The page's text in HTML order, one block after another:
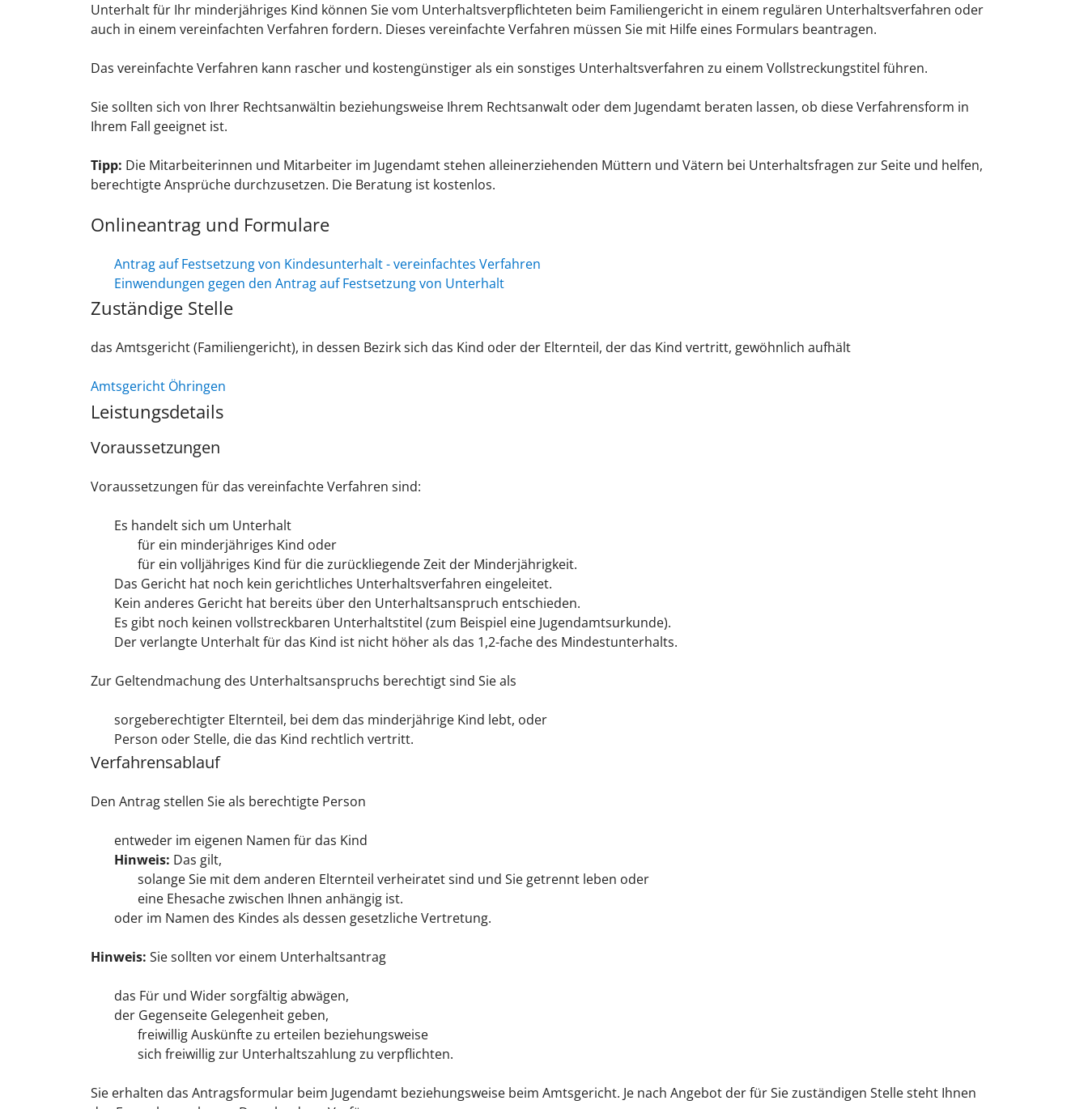
Unterhalt für Ihr minderjähriges Kind können Sie vom Unterhaltsverpflichteten beim Familiengericht in einem regulären Unterhaltsverfahren oder
auch in einem vereinfachten Verfahren fordern. Dieses vereinfachte Verfahren müssen Sie mit Hilfe eines Formulars beantragen.
Das vereinfachte Verfahren kann rascher und kostengünstiger als ein sonstiges Unterhaltsverfahren zu einem Vollstreckungstitel führen.
Sie sollten sich von Ihrer Rechtsanwältin beziehungsweise Ihrem Rechtsanwalt oder dem Jugendamt beraten lassen, ob diese Verfahrensform in
Ihrem Fall geeignet ist.
Tipp: Die Mitarbeiterinnen und Mitarbeiter im Jugendamt stehen alleinerziehenden Müttern und Vätern bei Unterhaltsfragen zur Seite und helfen,
berechtigte Ansprüche durchzusetzen. Die Beratung ist kostenlos.
Onlineantrag und Formulare
Antrag auf Festsetzung von Kindesunterhalt - vereinfachtes Verfahren
Einwendungen gegen den Antrag auf Festsetzung von Unterhalt
Zuständige Stelle
das Amtsgericht (Familiengericht), in dessen Bezirk sich das Kind oder der Elternteil, der das Kind vertritt, gewöhnlich aufhält
Amtsgericht Öhringen
Leistungsdetails
Voraussetzungen
Voraussetzungen für das vereinfachte Verfahren sind:
Es handelt sich um Unterhalt
für ein minderjähriges Kind oder
für ein volljähriges Kind für die zurückliegende Zeit der Minderjährigkeit.
Das Gericht hat noch kein gerichtliches Unterhaltsverfahren eingeleitet.
Kein anderes Gericht hat bereits über den Unterhaltsanspruch entschieden.
Es gibt noch keinen vollstreckbaren Unterhaltstitel (zum Beispiel eine Jugendamtsurkunde).
Der verlangte Unterhalt für das Kind ist nicht höher als das 1,2-fache des Mindestunterhalts.
Zur Geltendmachung des Unterhaltsanspruchs berechtigt sind Sie als
sorgeberechtigter Elternteil, bei dem das minderjährige Kind lebt, oder
Person oder Stelle, die das Kind rechtlich vertritt.
Verfahrensablauf
Den Antrag stellen Sie als berechtigte Person
entweder im eigenen Namen für das Kind
Hinweis: Das gilt,
solange Sie mit dem anderen Elternteil verheiratet sind und Sie getrennt leben oder
eine Ehesache zwischen Ihnen anhängig ist.
oder im Namen des Kindes als dessen gesetzliche Vertretung.
Hinweis: Sie sollten vor einem Unterhaltsantrag
das Für und Wider sorgfältig abwägen,
der Gegenseite Gelegenheit geben,
freiwillig Auskünfte zu erteilen beziehungsweise
sich freiwillig zur Unterhaltszahlung zu verpflichten.
Sie erhalten das Antragsformular beim Jugendamt beziehungsweise beim Amtsgericht. Je nach Angebot der für Sie zuständigen Stelle steht Ihnen